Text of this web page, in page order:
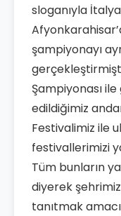
sloganıyla
şampiyonayı
Şampiyonası
edildiğimiz
Festivalimiz ile
festivallerimizi
Tüm bunların
diyerek
tanıtmak